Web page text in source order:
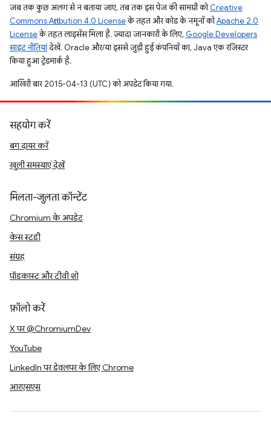
जब तक कुछ अलग से न बताया जाए, तब तक इस पेज की सामग्री कोCreative
Commons Attribution 4.0 Licenseके तहत और कोड के नमूनों कोApache 2.0
Licenseके तहत लाइसेंस मिला है. ज़्यादा जानकारी के लिए, Google Developers
साइट नीतियांदेखें. Oracle और/या इससे जुड़ी हुई कंपनियों का, Java एक रजिस्टर
किया हुआ ट्रेडमार्क है.
आखिरी बार 2015-04-13 (UTC) को अपडेट किया गया.
सहयोग करें
बग दायर करें
खुली समस्याएं देखें
मिलता-जुलता कॉन्टेंट
Chromium के अपडेट
केस स्टडी
संग्रह
पॉडकास्ट और टीवी शो
फ़ॉलो करें
X पर @ChromiumDev
YouTube
LinkedIn पर डेवलपर के लिए Chrome
आरएसएस